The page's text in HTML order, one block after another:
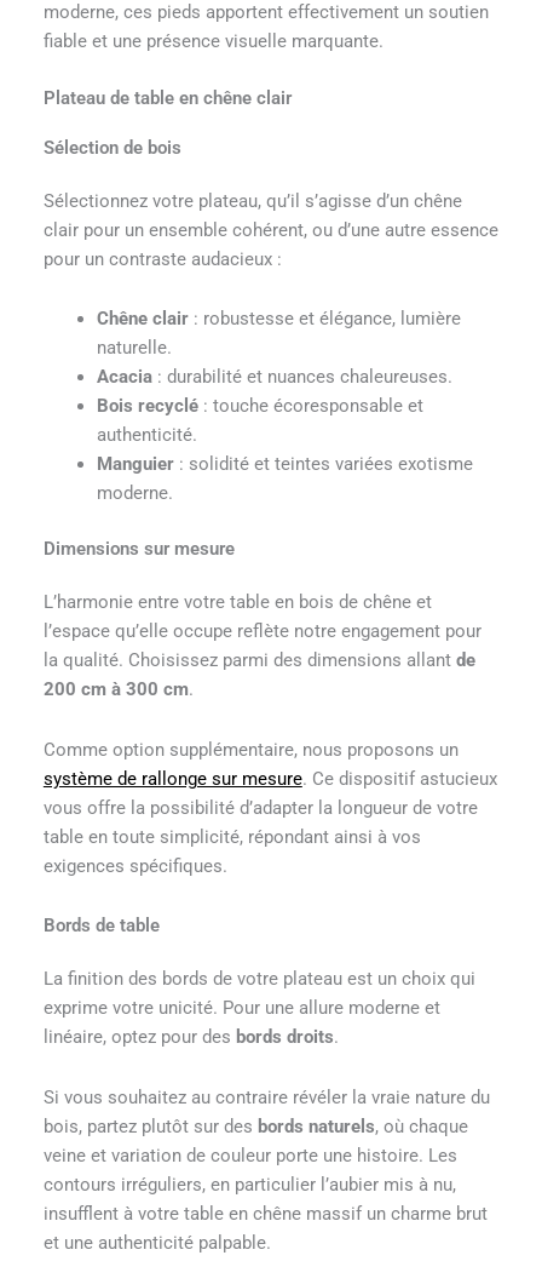
moderne, ces pieds apportent effectivement un soutien
fiable et une présence visuelle marquante.
Plateau de table en chêne clair
Sélection de bois
Sélectionnez votre plateau, qu’il s’agisse d’un chêne
clair pour un ensemble cohérent, ou d’une autre essence
pour un contraste audacieux :
Chêne clair: robustesse et élégance, lumière
naturelle.
Acacia: durabilité et nuances chaleureuses.
Bois recyclé: touche écoresponsable et
authenticité.
Manguier: solidité et teintes variées exotisme
moderne.
Dimensions sur mesure
L’harmonie entre votre table en bois de chêne et
l’espace qu’elle occupe reflète notre engagement pour
la qualité. Choisissez parmi des dimensions allant de
200 cm à 300 cm.
Comme option supplémentaire, nous proposons un
système de rallonge sur mesure. Ce dispositif astucieux
vous offre la possibilité d’adapter la longueur de votre
table en toute simplicité, répondant ainsi à vos
exigences spécifiques.
Bords de table
La finition des bords de votre plateau est un choix qui
exprime votre unicité. Pour une allure moderne et
linéaire, optez pour des bords droits.
Si vous souhaitez au contraire révéler la vraie nature du
bois, partez plutôt sur des bords naturels, où chaque
veine et variation de couleur porte une histoire. Les
contours irréguliers, en particulier l’aubier mis à nu,
insufflent à votre table en chêne massif un charme brut
et une authenticité palpable.